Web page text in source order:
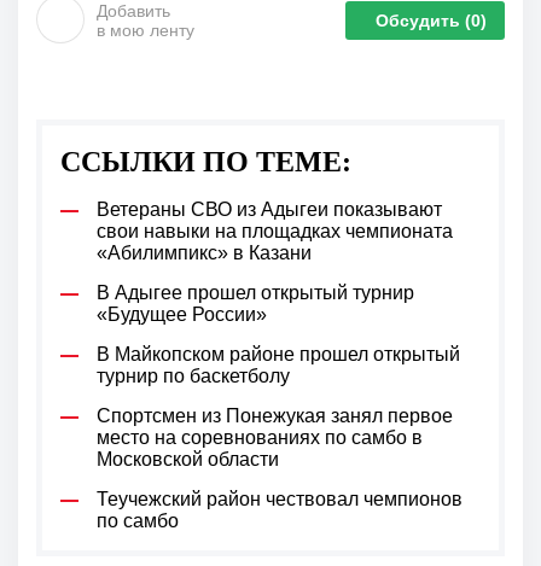
Добавить
в мою ленту
Обсудить (0)
ССЫЛКИ ПО ТЕМЕ:
Ветераны СВО из Адыгеи показывают
свои навыки на площадках чемпионата
«Абилимпикс» в Казани
В Адыгее прошел открытый турнир
«Будущее России»
В Майкопском районе прошел открытый
турнир по баскетболу
Спортсмен из Понежукая занял первое
место на соревнованиях по самбо в
Московской области
Теучежский район чествовал чемпионов
по самбо